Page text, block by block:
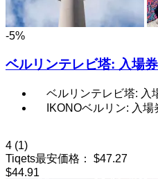
-5%
ベルリンテレビ塔: 入場
ベルリンテレビ塔: 入
IKONOベルリン: 入場
4 (1)
Tiqets最安価格：
$47.27
$44.91